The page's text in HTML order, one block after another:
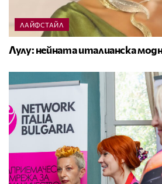
ЛАЙФСТАЙЛ
Лулу: нейната италианска